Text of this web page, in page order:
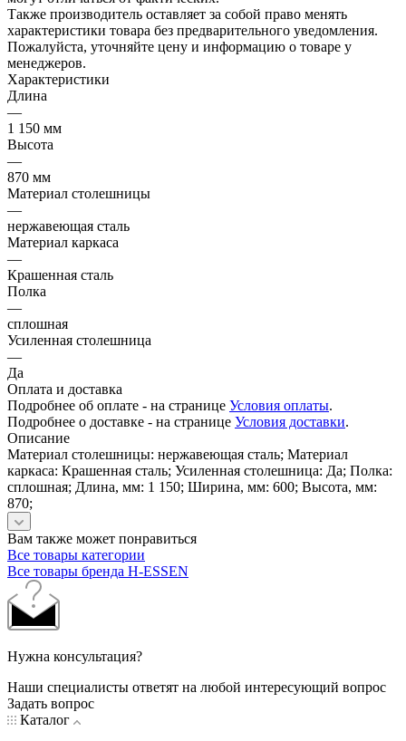
Также производитель оставляет за собой право менять
характеристики товара без предварительного уведомления.
Пожалуйста, уточняйте цену и информацию о товаре у
менеджеров.
Характеристики
Длина
—
1 150 мм
Высота
—
870 мм
Материал столешницы
—
нержавеющая сталь
Материал каркаса
—
Крашенная сталь
Полка
—
сплошная
Усиленная столешница
—
Да
Оплата и доставка
Подробнее об оплате - на странице Условия оплаты.
Подробнее о доставке - на странице Условия доставки.
Описание
Материал столешницы: нержавеющая сталь; Материал
каркаса: Крашенная сталь; Усиленная столешница: Да; Полка:
сплошная; Длина, мм: 1 150; Ширина, мм: 600; Высота, мм:
870;
Вам также может понравиться
Все товары категории
Все товары бренда H-ESSEN
Нужна консультация?
Наши специалисты ответят на любой интересующий вопрос
Задать вопрос
Каталог